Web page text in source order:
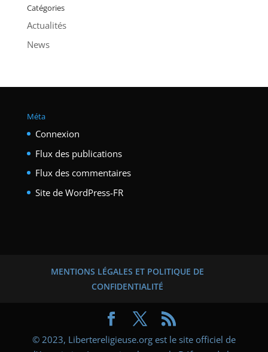
Catégories
Actualités
News
Méta
Connexion
Flux des publications
Flux des commentaires
Site de WordPress-FR
MENTIONS LÉGALES ET POLITIQUE DE
CONFIDENTIALITÉ
© 2023, Libertereligieuse.org est le site officiel de